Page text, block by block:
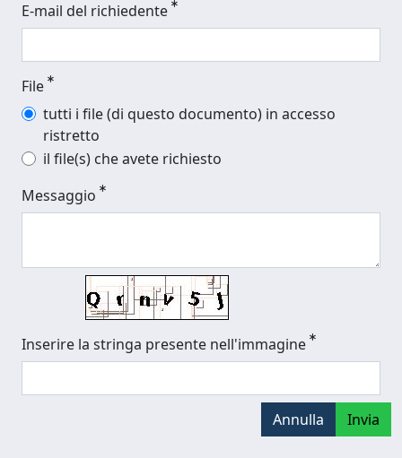
E-mail del richiedente
File
tutti i file (di questo documento) in accesso
ristretto
il file(s) che avete richiesto
Messaggio
Inserire la stringa presente nell'immagine
Annulla Invia